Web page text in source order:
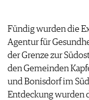
ANMELDEN
Fündig wurden die
Agentur für
der Grenze zur
den Gemeinden
und Bonisdorf im
Entdeckung wurden